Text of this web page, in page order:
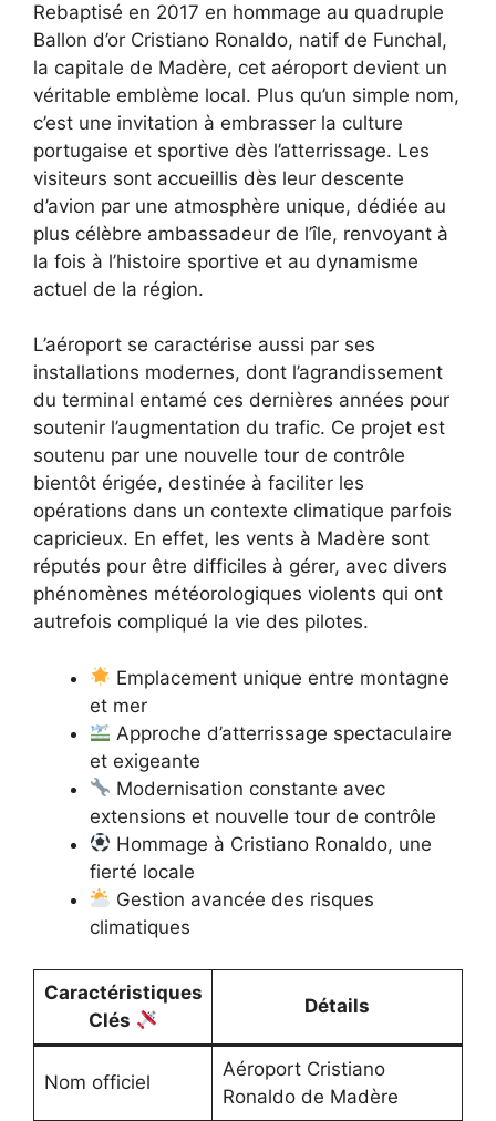
Rebaptisé en 2017 en hommage au quadruple
Ballon d’or Cristiano Ronaldo, natif de Funchal,
la capitale de Madère, cet aéroport devient un
véritable emblème local. Plus qu’un simple nom,
c’est une invitation à embrasser la culture
portugaise et sportive dès l’atterrissage. Les
visiteurs sont accueillis dès leur descente
d’avion par une atmosphère unique, dédiée au
plus célèbre ambassadeur de l’île, renvoyant à
la fois à l’histoire sportive et au dynamisme
actuel de la région.
L’aéroport se caractérise aussi par ses
installations modernes, dont l’agrandissement
du terminal entamé ces dernières années pour
soutenir l’augmentation du trafic. Ce projet est
soutenu par une nouvelle tour de contrôle
bientôt érigée, destinée à faciliter les
opérations dans un contexte climatique parfois
capricieux. En effet, les vents à Madère sont
réputés pour être difficiles à gérer, avec divers
phénomènes météorologiques violents qui ont
autrefois compliqué la vie des pilotes.
Emplacement unique entre montagne
et mer
Approche d’atterrissage spectaculaire
et exigeante
Modernisation constante avec
extensions et nouvelle tour de contrôle
Hommage à Cristiano Ronaldo, une
fierté locale
Gestion avancée des risques
climatiques
Caractéristiques
Clés
Détails
Nom officiel
Aéroport Cristiano
Ronaldo de Madère